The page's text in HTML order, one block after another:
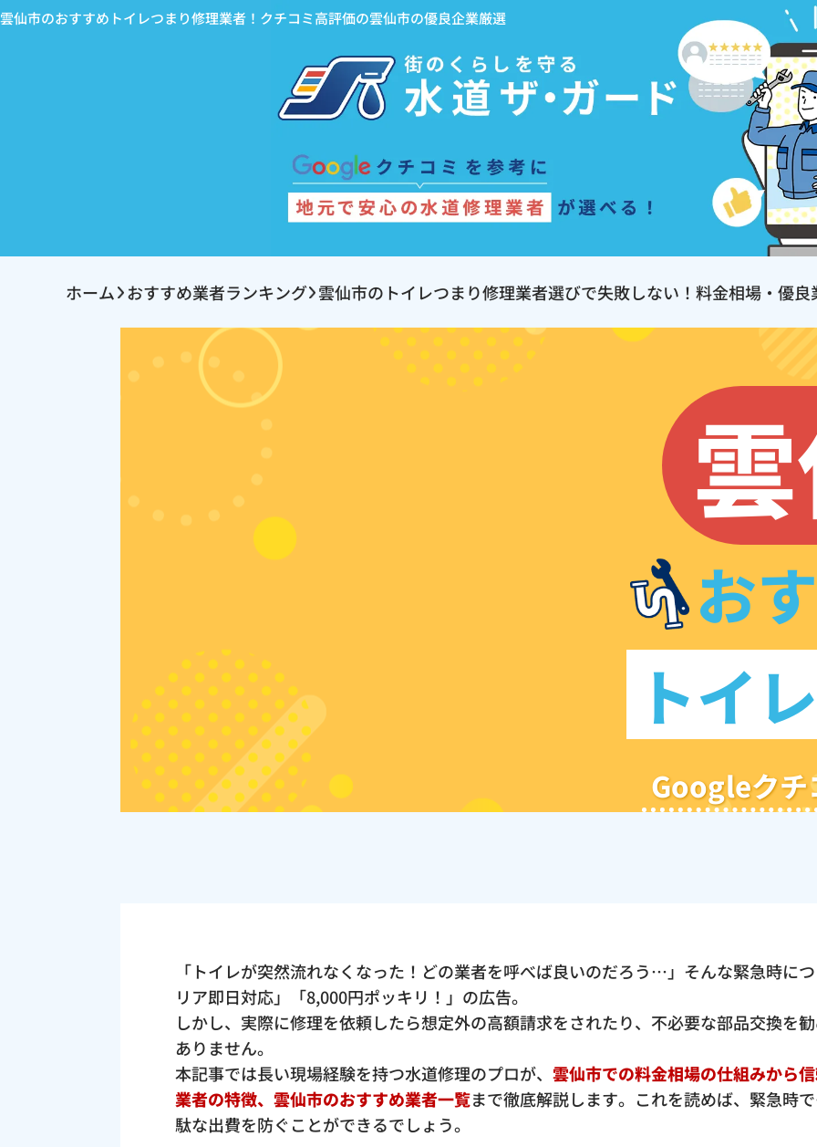
雲仙市のおすすめトイレつまり修理業者！クチコミ高評価の雲仙市の優良企業厳選
ホーム おすすめ業者ランキング 雲仙市のトイレつまり修理業者選びで失敗しない！料金相場・優
お
トイ
Googleクチ
「トイレが突然流れなくなった！どの業者を呼べば良いのだろう…」そんな緊急時に
リア即日対応」「8,000円ポッキリ！」の広告。
しかし、実際に修理を依頼したら想定外の高額請求をされたり、不必要な部品交換を
ありません。
本記事では長い現場経験を持つ水道修理のプロが、 雲仙市での料金相場の仕組みから
業者の特徴、雲仙市のおすすめ業者一覧まで徹底解説します。これを読めば、緊急時
駄な出費を防ぐことができるでしょう。